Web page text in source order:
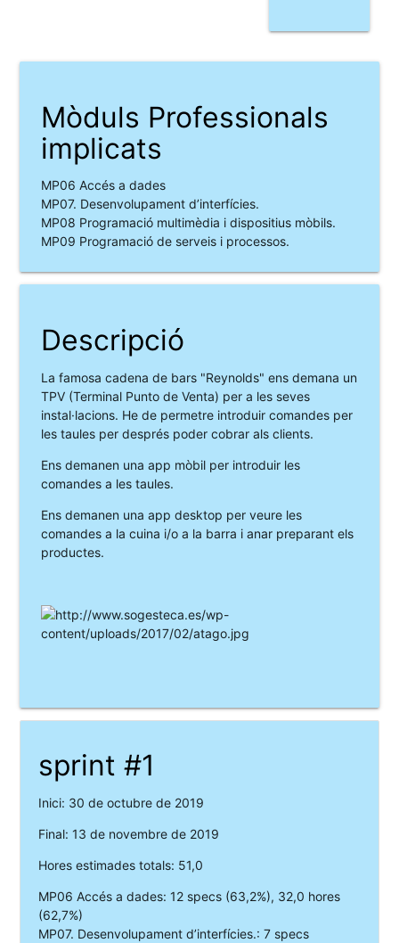
Mòduls Professionals
implicats
MP06 Accés a dades
MP07. Desenvolupament d’interfícies.
MP08 Programació multimèdia i dispositius mòbils.
MP09 Programació de serveis i processos.
Descripció
La famosa cadena de bars "Reynolds" ens demana un
TPV (Terminal Punto de Venta) per a les seves
instal·lacions. He de permetre introduir comandes per
les taules per després poder cobrar als clients.
Ens demanen una app mòbil per introduir les
comandes a les taules.
Ens demanen una app desktop per veure les
comandes a la cuina i/o a la barra i anar preparant els
productes.
sprint #1
Inici: 30 de octubre de 2019
Final: 13 de novembre de 2019
Hores estimades totals: 51,0
MP06 Accés a dades: 12 specs (63,2%), 32,0 hores
(62,7%)
MP07. Desenvolupament d’interfícies.: 7 specs